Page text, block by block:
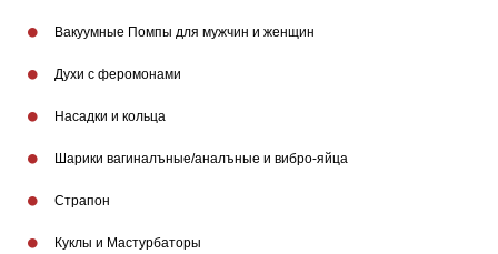
Вакуумные Помпы для мужчин и женщин
Духи с феромонами
Насадки и кольца
Шарики вагиналъные/аналъные и вибро-яйца
Страпон
Куклы и Мастурбаторы